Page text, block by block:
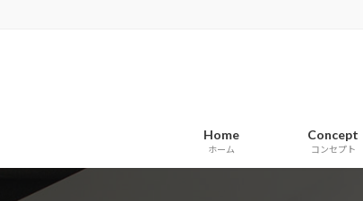
Home
ホーム
Concept
コンセプト